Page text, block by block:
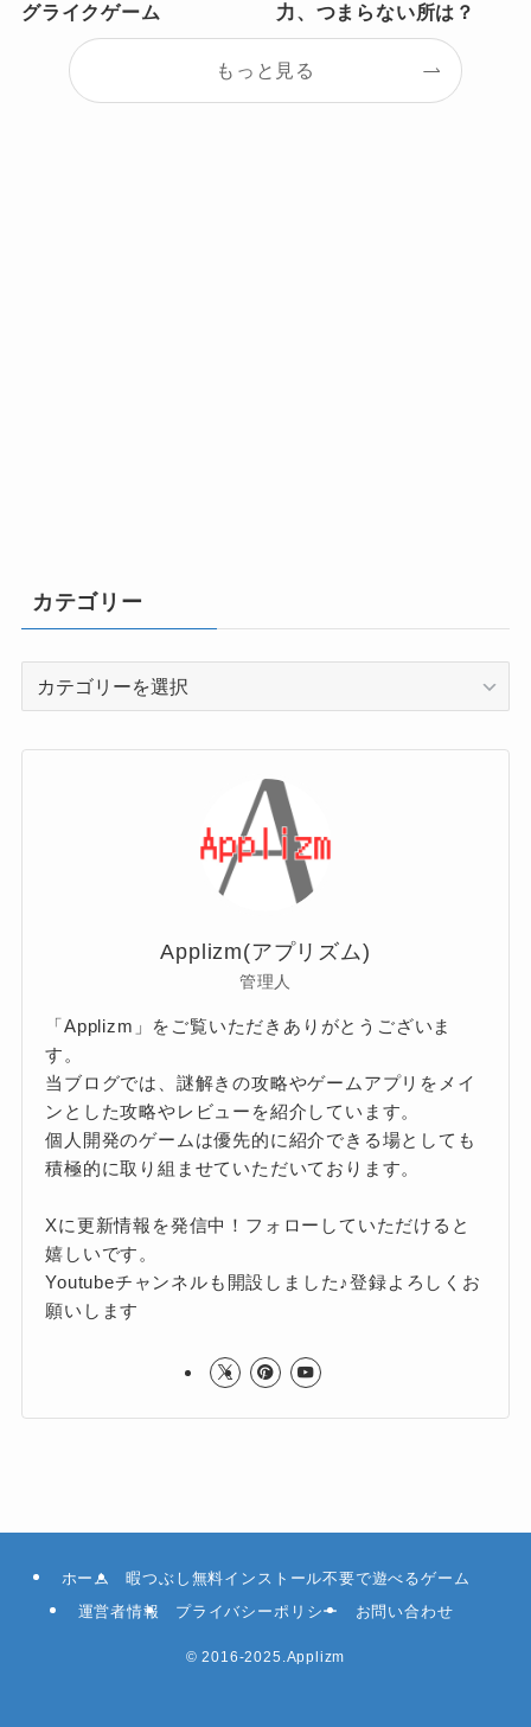
グライクゲーム
力、つまらない所は？
もっと見る
カテゴリー
Applizm(アプリズム)
管理人
「Applizm」をご覧いただきありがとうございま
す。
当ブログでは、謎解きの攻略やゲームアプリをメイ
ンとした攻略やレビューを紹介しています。
個人開発のゲームは優先的に紹介できる場としても
積極的に取り組ませていただいております。
Xに更新情報を発信中！フォローしていただけると
嬉しいです。
Youtubeチャンネルも開設しました♪登録よろしくお
願いします
ホーム
暇つぶし無料インストール不要で遊べるゲーム
運営者情報
プライバシーポリシー お問い合わせ
© 2016-2025.Applizm